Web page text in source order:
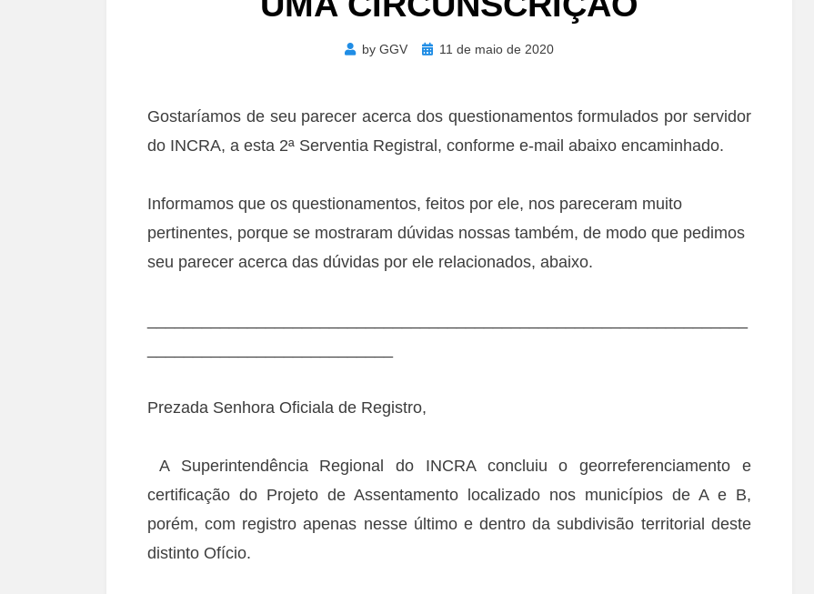
by GGV
Posted11 de maio de 2020
Gostaríamos de seu parecer acerca dos questionamentos formulados por servidor
do INCRA, a esta 2ª Serventia Registral, conforme e-mail abaixo encaminhado.
Informamos que os questionamentos, feitos por ele, nos pareceram muito
pertinentes, porque se mostraram dúvidas nossas também, de modo que pedimos
seu parecer acerca das dúvidas por ele relacionados, abaixo.
Prezada Senhora Oficiala de Registro,
A Superintendência Regional do INCRA concluiu o georreferenciamento e
certificação do Projeto de Assentamento localizado nos municípios de A e B,
porém, com registro apenas nesse último e dentro da subdivisão territorial deste
distinto Ofício.